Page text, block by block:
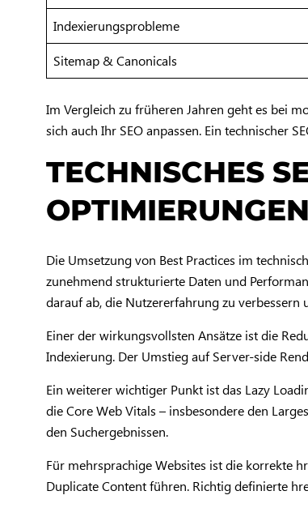
Indexierungsprobleme
Sitemap & Canonicals
Im Vergleich zu früheren Jahren geht es bei
sich auch Ihr SEO anpassen. Ein technischer
TECHNISCHES
Die Umsetzung von Best Practices im
zunehmend strukturierte Daten und
darauf ab, die Nutzererfahrung zu
Einer der wirkungsvollsten Ansätze ist die
Indexierung. Der Umstieg auf Server-side
Ein weiterer wichtiger Punkt ist das Lazy
die Core Web Vitals – insbesondere den
den Suchergebnissen.
Für mehrsprachige Websites ist die korrekte
Duplicate Content führen. Richtig definierte